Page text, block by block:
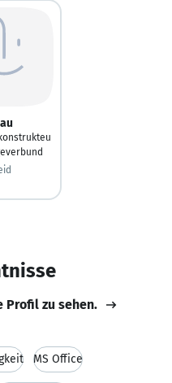
Profil zu sehen.
MS Office